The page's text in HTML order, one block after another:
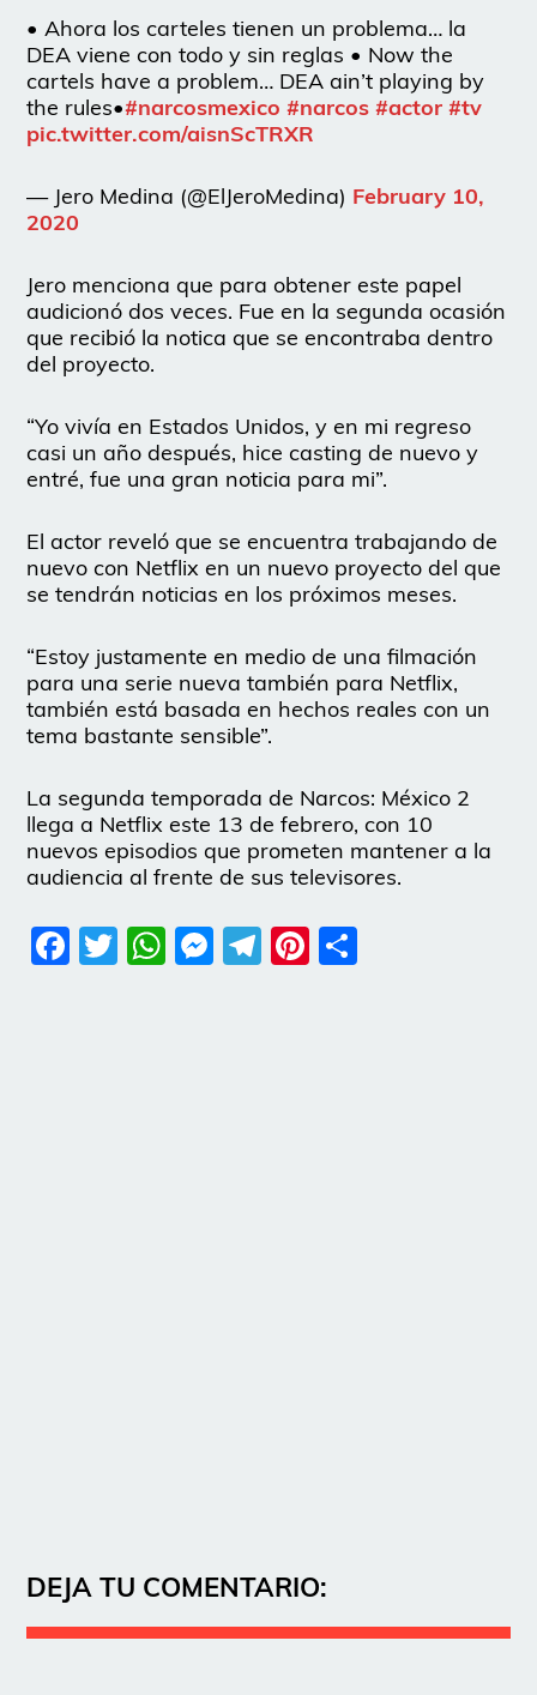
• Ahora los carteles tienen un problema… la
DEA viene con todo y sin reglas • Now the
cartels have a problem… DEA ain’t playing by
the rules•#narcosmexico #narcos #actor #tv
pic.twitter.com/aisnScTRXR
— Jero Medina (@ElJeroMedina) February 10,
2020
Jero menciona que para obtener este papel
audicionó dos veces. Fue en la segunda ocasión
que recibió la notica que se encontraba dentro
del proyecto.
“Yo vivía en Estados Unidos, y en mi regreso
casi un año después, hice casting de nuevo y
entré, fue una gran noticia para mi”.
El actor reveló que se encuentra trabajando de
nuevo con Netflix en un nuevo proyecto del que
se tendrán noticias en los próximos meses.
“Estoy justamente en medio de una filmación
para una serie nueva también para Netflix,
también está basada en hechos reales con un
tema bastante sensible”.
La segunda temporada de Narcos: México 2
llega a Netflix este 13 de febrero, con 10
nuevos episodios que prometen mantener a la
audiencia al frente de sus televisores.
Facebook
Twitter
WhatsApp
Messenger
Telegram
Pinterest
DEJA TU COMENTARIO: